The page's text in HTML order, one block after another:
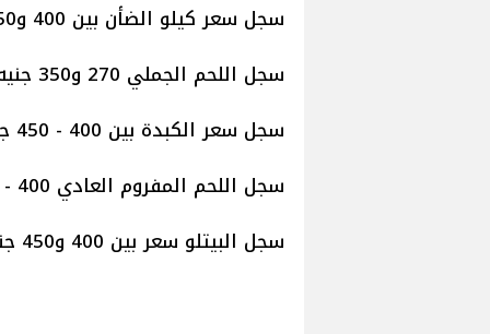
سجل سعر كيلو الضأن بين 400 و450 جنيها.
سجل اللحم الجملي 270 و350 جنيه للكيلو.
سجل سعر الكبدة بين 400 - 450 جنيها الكيلو.
سجل اللحم المفروم العادي 400 - 460 جنيها للكيلو.
سجل البيتلو سعر بين 400 و450 جنيهًا فى الكيلو.